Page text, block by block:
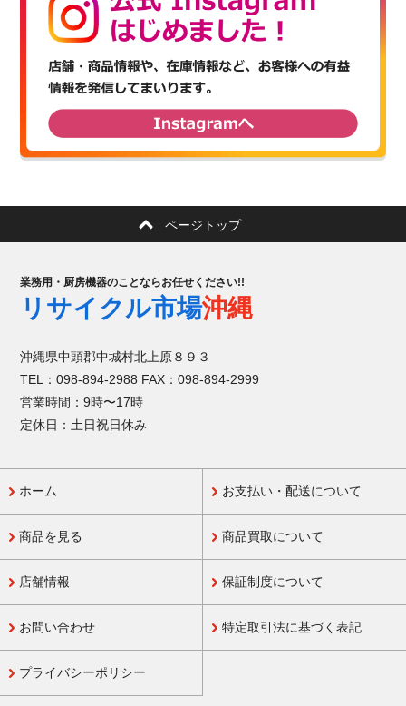
ページトップ
業務用・厨房機器のことならお任せください!!
リサイクル市場沖縄
沖縄県中頭郡中城村北上原８９３
TEL：098-894-2988 FAX：098-894-2999
営業時間：9時〜17時
定休日：土日祝日休み
ホーム
商品を見る
店舗情報
お問い合わせ
プライバシーポリシー
お支払い・配送について
商品買取について
保証制度について
特定取引法に基づく表記